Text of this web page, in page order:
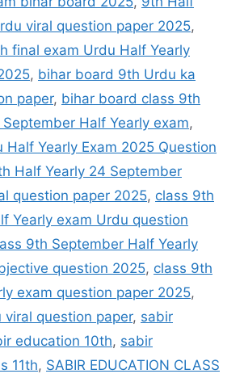
viral question paper 2025,
final exam Urdu Half Yearly
, bihar board 9th Urdu ka
paper, bihar board class 9th
Half Yearly exam,
Half Yearly Exam 2025 Question
Half Yearly 24 September
question paper 2025, class 9th
Yearly exam Urdu question
9th September Half Yearly
question 2025, class 9th
exam question paper 2025,
question paper, sabir
education 10th, sabir
11th, SABIR EDUCATION CLASS